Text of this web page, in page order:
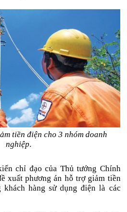
tiền điện cho 3 nhóm doanh
nghiệp.
chỉ đạo của Thủ tướng Chính
xuất phương án hỗ trợ giảm tiền
hàng sử dụng điện là các